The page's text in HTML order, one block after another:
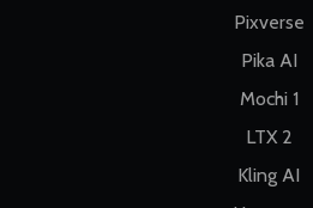
Pixverse
Pika AI
Mochi 1
LTX 2
Kling AI